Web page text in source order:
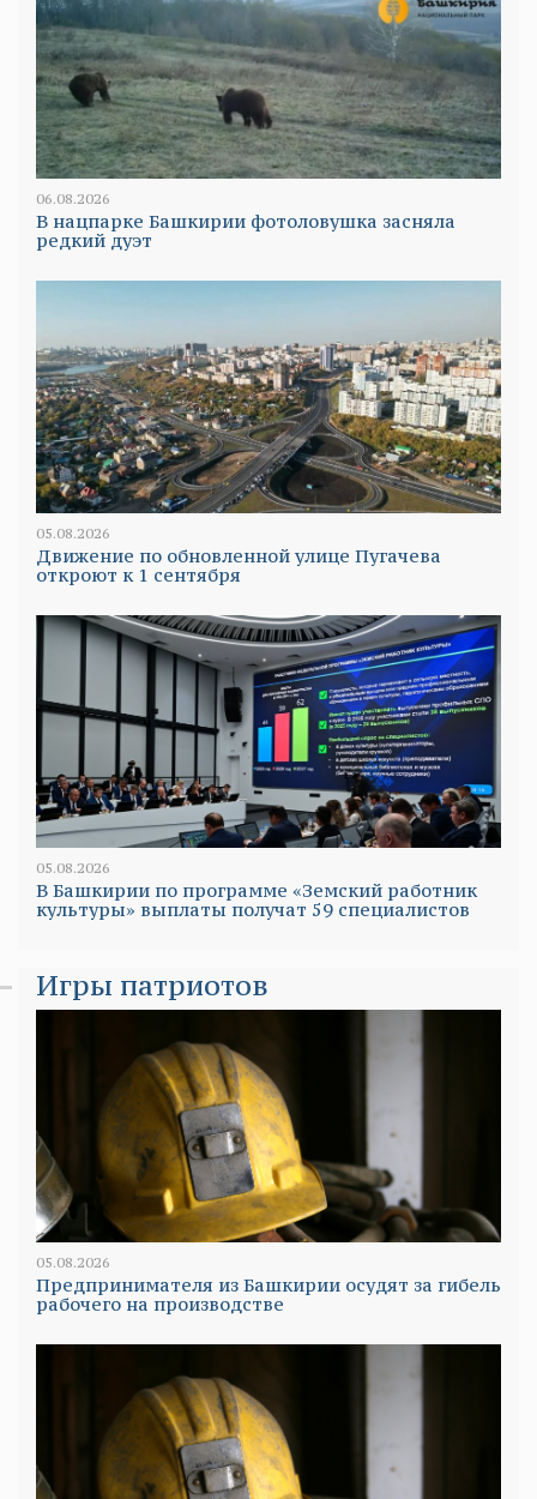
06.08.2026
В нацпарке Башкирии фотоловушка засняла
редкий дуэт
05.08.2026
Движение по обновленной улице Пугачева
откроют к 1 сентября
05.08.2026
В Башкирии по программе «Земский работник
культуры» выплаты получат 59 специалистов
Игры патриотов
05.08.2026
Предпринимателя из Башкирии осудят за гибель
рабочего на производстве